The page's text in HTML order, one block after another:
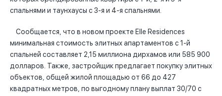
спальнями и таунхаусы с 3-я и 4-я спальнями.
Сообщается, что в новом проекте Elle Residences
минимальная стоимость элитных апартаментов с 1-й
спальней составляет 2,15 миллиона дирхамов или 585 900
долларов. Также, застройщик предлагает покупку элитных
объектов, общей жилой площадью от 66 до 427
квадратных метров, по выгодному плану выплат 30/70 с